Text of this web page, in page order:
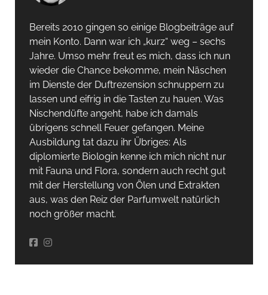
Bereits 2010 gingen so einige Blogbeiträge auf
mein Konto. Dann war ich „kurz“ weg – sechs
Jahre. Umso mehr freut es mich, dass ich nun
wieder die Chance bekomme, mein Näschen
im Dienste der Duftrezension schnuppern zu
lassen und eifrig in die Tasten zu hauen. Was
Nischendüfte angeht, habe ich damals
übrigens schnell Feuer gefangen. Meine
Ausbildung tat dazu ihr Übriges: Als
diplomierte Biologin kenne ich mich nicht nur
mit Fauna und Flora, sondern auch recht gut
mit der Herstellung von Ölen und Extrakten
aus, was den Reiz der Parfumwelt natürlich
noch größer macht.